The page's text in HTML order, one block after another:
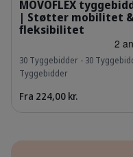
MOVOFLEX
| Støtter mobilitet
fleksibilitet
30 Tyggebidder - 30
Tyggebidder
Fra 224,00 kr.